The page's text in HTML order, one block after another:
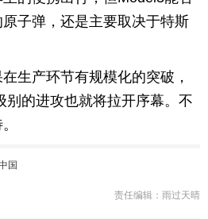
子弹，还是主要取决于特斯
生产环节有规模化的突破，
别的进攻也就将拉开序幕。不
国
责任编辑：雨过天晴